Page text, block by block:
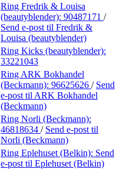
Ring Fredrik & Louisa
(beautyblender): 90487171 /
Send e-post til Fredrik &
Louisa (beautyblender)
Ring Kicks (beautyblender):
33221043
Ring ARK Bokhandel
(Beckmann): 96625626 / Send
e-post til ARK Bokhandel
(Beckmann)
Ring Norli (Beckmann):
46818634 / Send e-post til
Norli (Beckmann)
Ring Eplehuset (Belkin): Send
e-post til Eplehuset (Belkin)